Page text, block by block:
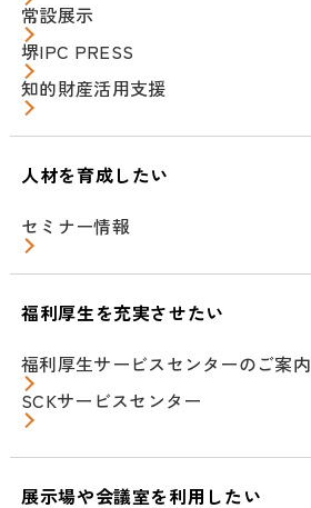
常設展示
堺IPC PRESS
知的財産活用支援
人材を育成したい
セミナー情報
福利厚生を充実させたい
福利厚生サービスセンターのご案内
SCKサービスセンター
展示場や会議室を利用したい